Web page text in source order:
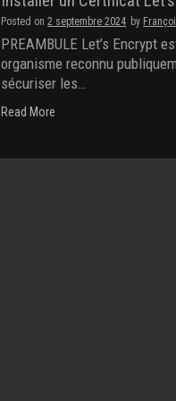
Posted on2 septembre 2024 by
PREAMBULE Let’s Encrypt
organisme reconnu
sécuriser les…
Read More